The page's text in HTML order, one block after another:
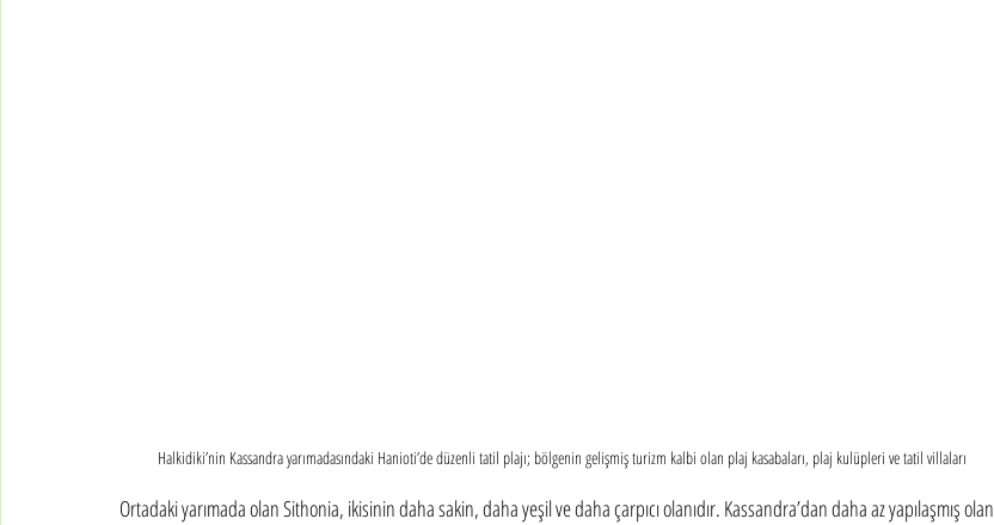
Halkidiki’nin Kassandra yarımadasındaki Hanioti’de düzenli tatil plajı; bölgenin gelişmiş turizm kalbi olan plaj kasabaları, plaj kulüpleri ve tatil villaları
Ortadaki yarımada olan Sithonia, ikisinin daha sakin, daha yeşil ve daha çarpıcı olanıdır. Kassandra’dan daha az yapılaşmış olan